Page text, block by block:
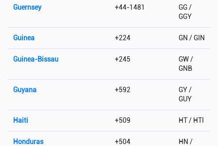
Guernsey +44-1481
GG /
GGY
Guinea +224 GN / GIN
Guinea-Bissau +245
GW /
GNB
Guyana +592
GY /
GUY
Haiti +509 HT / HTI
Honduras +504
HN /